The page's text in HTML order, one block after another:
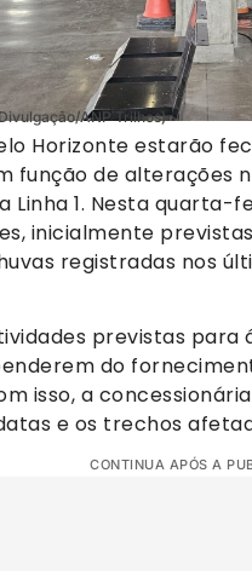
ANP Trilhos)
Horizonte estarão
função de alterações
Linha 1. Nesta quarta-
inicialmente
registradas nos
previstas para
do
isso, a
e os trechos
CONTINUA APÓS A